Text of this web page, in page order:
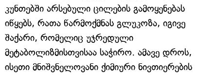
კუნთებში არსებული ცილების გამოყენებას
იწყებს, რათა წარმოქმნას გლუკოზა, იგივე
შაქარი, რომელიც უჯრედული
მეტაბოლიზმისთვისაა საჭირო. ამავე დროს,
ისეთი მნიშვნელოვანი ქიმიური ნივთიერების